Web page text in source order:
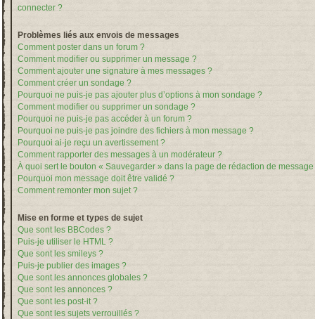
connecter ?
Problèmes liés aux envois de messages
Comment poster dans un forum ?
Comment modifier ou supprimer un message ?
Comment ajouter une signature à mes messages ?
Comment créer un sondage ?
Pourquoi ne puis-je pas ajouter plus d’options à mon sondage ?
Comment modifier ou supprimer un sondage ?
Pourquoi ne puis-je pas accéder à un forum ?
Pourquoi ne puis-je pas joindre des fichiers à mon message ?
Pourquoi ai-je reçu un avertissement ?
Comment rapporter des messages à un modérateur ?
À quoi sert le bouton « Sauvegarder » dans la page de rédaction de message
Pourquoi mon message doit être validé ?
Comment remonter mon sujet ?
Mise en forme et types de sujet
Que sont les BBCodes ?
Puis-je utiliser le HTML ?
Que sont les smileys ?
Puis-je publier des images ?
Que sont les annonces globales ?
Que sont les annonces ?
Que sont les post-it ?
Que sont les sujets verrouillés ?